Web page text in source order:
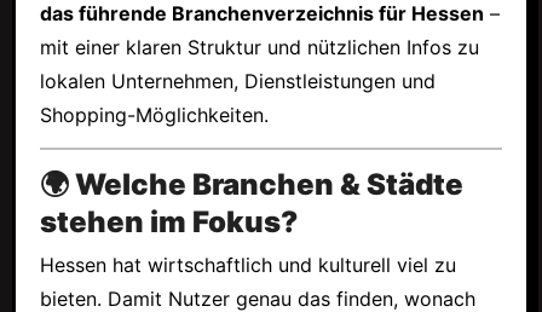
das führende Branchenverzeichnis für Hessen –
mit einer klaren Struktur und nützlichen Infos zu
lokalen Unternehmen, Dienstleistungen und
Shopping-Möglichkeiten.
🌍 Welche Branchen & Städte
stehen im Fokus?
Hessen hat wirtschaftlich und kulturell viel zu
bieten. Damit Nutzer genau das finden, wonach